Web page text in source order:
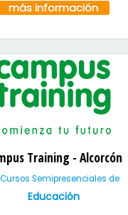
más información
Training - Alcorcón
Cursos Semipresenciales de
Educación